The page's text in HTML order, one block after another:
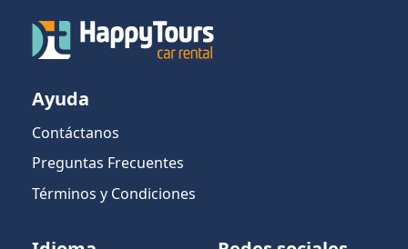
Ayuda
Contáctanos
Preguntas Frecuentes
Términos y Condiciones